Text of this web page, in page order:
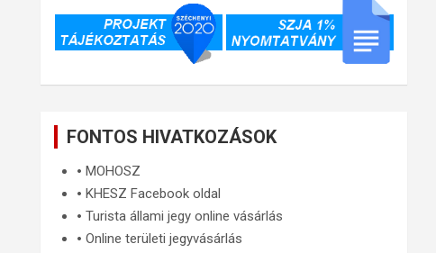
FONTOS HIVATKOZÁSOK
🞄MOHOSZ
🞄KHESZ Facebook oldal
🞄Turista állami jegy online vásárlás
🞄Online területi jegyvásárlás